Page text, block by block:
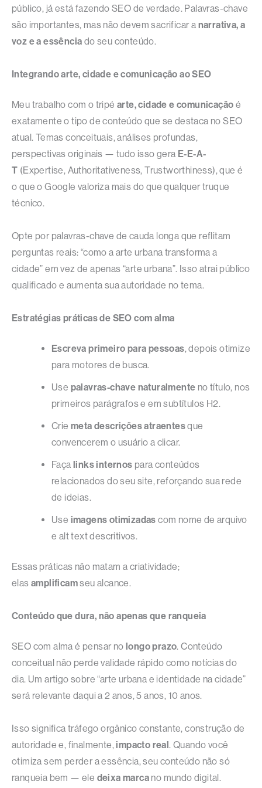
público, já está fazendo SEO de verdade. Palavras-chave
são importantes, mas não devem sacrificar a narrativa, a
voz e a essência do seu conteúdo.
Integrando arte, cidade e comunicação ao SEO
Meu trabalho com o tripé arte, cidade e comunicação é
exatamente o tipo de conteúdo que se destaca no SEO
atual. Temas conceituais, análises profundas,
perspectivas originais — tudo isso gera E-E-A-
T (Expertise, Authoritativeness, Trustworthiness), que é
o que o Google valoriza mais do que qualquer truque
técnico.
Opte por palavras-chave de cauda longa que reflitam
perguntas reais: “como a arte urbana transforma a
cidade” em vez de apenas “arte urbana”. Isso atrai público
qualificado e aumenta sua autoridade no tema.
Estratégias práticas de SEO com alma
Escreva primeiro para pessoas, depois otimize
para motores de busca.
Use palavras-chave naturalmente no título, nos
primeiros parágrafos e em subtítulos H2.
Crie meta descrições atraentesque
convencerem o usuário a clicar.
Faça links internos para conteúdos
relacionados do seu site, reforçando sua rede
de ideias.
Use imagens otimizadas com nome de arquivo
e alt text descritivos.
Essas práticas não matam a criatividade;
elas amplificamseu alcance.
Conteúdo que dura, não apenas que ranqueia
SEO com alma é pensar no longo prazo. Conteúdo
conceitual não perde validade rápido como notícias do
dia. Um artigo sobre “arte urbana e identidade na cidade”
será relevante daqui a 2 anos, 5 anos, 10 anos.
Isso significa tráfego orgânico constante, construção de
autoridade e, finalmente,impacto real. Quando você
otimiza sem perder a essência, seu conteúdo não só
ranqueia bem — ele deixa marca no mundo digital.